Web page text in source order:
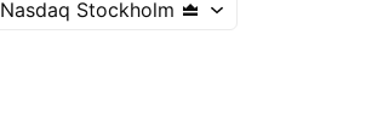
Nasdaq Stockholm